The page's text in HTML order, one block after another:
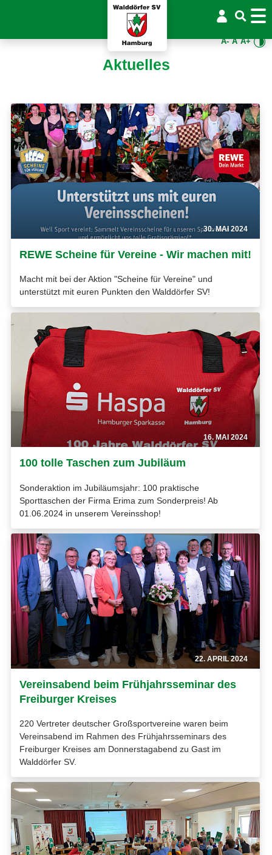
A- A A+
Aktuelles
30. MAI 2024
REWE Scheine für Vereine - Wir machen mit!
Macht mit bei der Aktion "Scheine für Vereine" und
unterstützt mit euren Punkten den Walddörfer SV!
16. MAI 2024
100 tolle Taschen zum Jubiläum
Sonderaktion im Jubiläumsjahr: 100 praktische
Sporttaschen der Firma Erima zum Sonderpreis! Ab
01.06.2024 in unserem Vereinsshop!
22. APRIL 2024
Vereinsabend beim Frühjahrsseminar des
Freiburger Kreises
220 Vertreter deutscher Großsportvereine waren beim
Vereinsabend im Rahmen des Frühjahrsseminars des
Freiburger Kreises am Donnerstagabend zu Gast im
Walddörfer SV.